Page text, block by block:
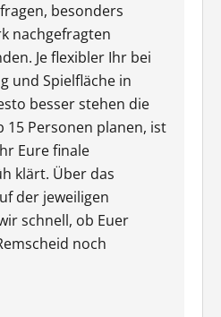
besonders
nachgefragten
Je flexibler Ihr bei
und Spielfläche in
besser stehen die
15 Personen planen, ist
Eure finale
klärt. Über das
der jeweiligen
schnell, ob Euer
noch